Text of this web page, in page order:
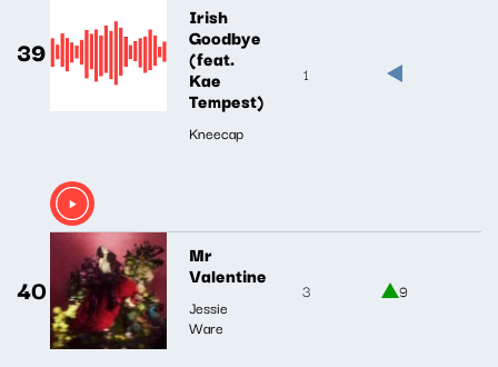
39
Irish
Goodbye
(feat.
Kae
Tempest)
Kneecap
1
40
Mr
Valentine
Jessie
Ware
3 9